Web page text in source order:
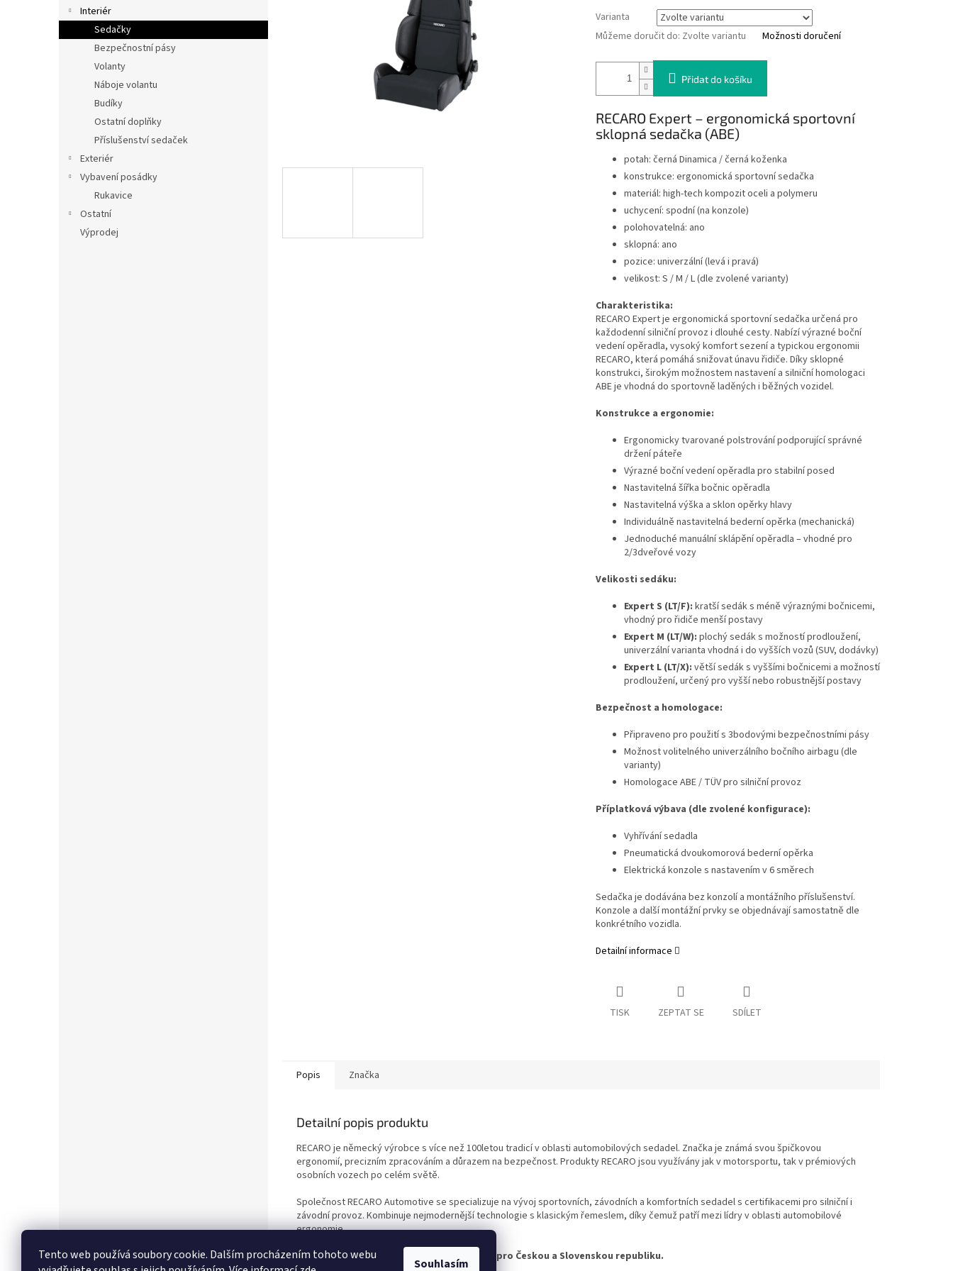
Tento web používá soubory cookie. Dalším procházením tohoto webu
Souhlasím
e
l
Interiér
Sedačky
Bezpečnostní pásy
Volanty
Náboje volantu
Budíky
Ostatní doplňky
Příslušenství sedaček
Exteriér
Vybavení posádky
Rukavice
Ostatní
Výprodej
Varianta
Můžeme doručit do: Zvolte variantu Možnosti doručení
Přidat do košíku
RECARO Expert – ergonomická sportovní
sklopná sedačka (ABE)
potah: černá Dinamica / černá koženka
konstrukce: ergonomická sportovní sedačka
materiál: high-tech kompozit oceli a polymeru
uchycení: spodní (na konzole)
polohovatelná: ano
sklopná: ano
pozice: univerzální (levá i pravá)
velikost: S / M / L (dle zvolené varianty)
Charakteristika:
RECARO Expert je ergonomická sportovní sedačka určená pro
každodenní silniční provoz i dlouhé cesty. Nabízí výrazné boční
vedení opěradla, vysoký komfort sezení a typickou ergonomii
RECARO, která pomáhá snižovat únavu řidiče. Díky sklopné
konstrukci, širokým možnostem nastavení a silniční homologaci
ABE je vhodná do sportovně laděných i běžných vozidel.
Konstrukce a ergonomie:
Ergonomicky tvarované polstrování podporující správné
držení páteře
Výrazné boční vedení opěradla pro stabilní posed
Nastavitelná šířka bočnic opěradla
Nastavitelná výška a sklon opěrky hlavy
Individuálně nastavitelná bederní opěrka (mechanická)
Jednoduché manuální sklápění opěradla – vhodné pro
2/3dveřové vozy
Velikosti sedáku:
Expert S (LT/F): kratší sedák s méně výraznými bočnicemi,
vhodný pro řidiče menší postavy
Expert M (LT/W): plochý sedák s možností prodloužení,
univerzální varianta vhodná i do vyšších vozů (SUV, dodávky)
Expert L (LT/X): větší sedák s vyššími bočnicemi a možností
prodloužení, určený pro vyšší nebo robustnější postavy
Bezpečnost a homologace:
Připraveno pro použití s 3bodovými bezpečnostními pásy
Možnost volitelného univerzálního bočního airbagu (dle
varianty)
Homologace ABE / TÜV pro silniční provoz
Příplatková výbava (dle zvolené konfigurace):
Vyhřívání sedadla
Pneumatická dvoukomorová bederní opěrka
Elektrická konzole s nastavením v 6 směrech
Sedačka je dodávána bez konzolí a montážního příslušenství.
Konzole a další montážní prvky se objednávají samostatně dle
konkrétního vozidla.
Detailní informace
TISK ZEPTAT SE SDÍLET
Popis Značka
Detailní popis produktu
RECARO je německý výrobce s více než 100letou tradicí v oblasti automobilových sedadel. Značka je známá svou špičkovou
ergonomií, precizním zpracováním a důrazem na bezpečnost. Produkty RECARO jsou využívány jak v motorsportu, tak v prémiových
osobních vozech po celém světě.
Společnost RECARO Automotive se specializuje na vývoj sportovních, závodních a komfortních sedadel s certifikacemi pro silniční i
závodní provoz. Kombinuje nejmodernější technologie s klasickým řemeslem, díky čemuž patří mezi lídry v oblasti automobilové
ergonomie.
Jsme výhradním dovozcem značky RECARO pro Českou a Slovenskou republiku.